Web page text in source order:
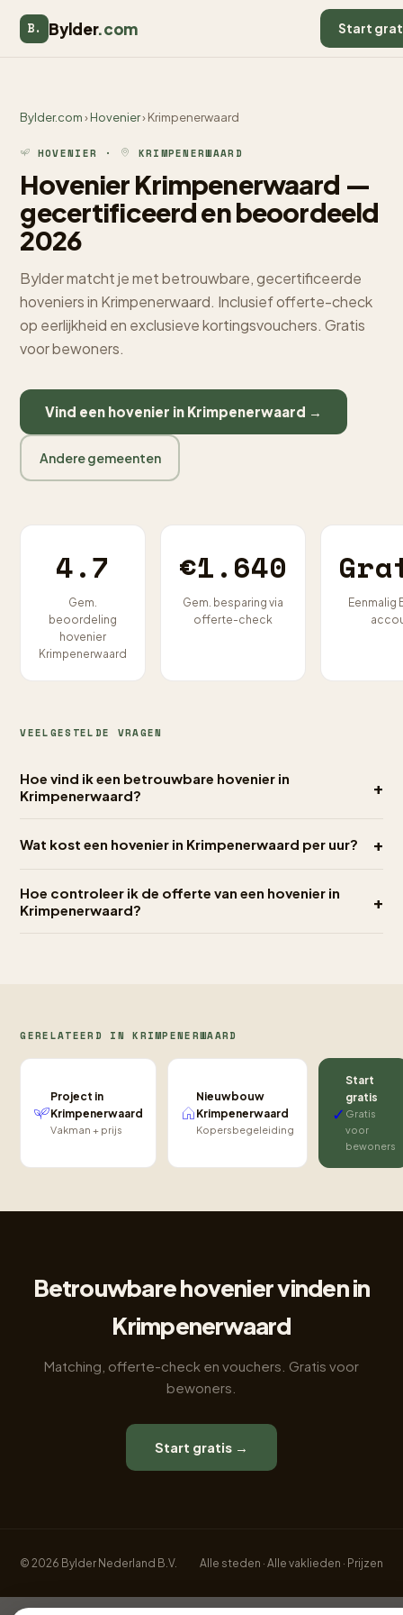
B. Bylder.com Start
Bylder.com›Hovenier› Krimpenerwaard
HOVENIER · KRIMPENERWAARD
Hovenier Krimpenerwaard —
gecertificeerd en beoordeeld
2026
Bylder matcht je met betrouwbare, gecertificeerde
hoveniers in Krimpenerwaard. Inclusief offerte-check
op eerlijkheid en exclusieve kortingsvouchers. Gratis
voor bewoners.
Vind een hovenier in Krimpenerwaard →
Andere gemeenten
4.7
Gem.
beoordeling
hovenier
Krimpenerwaard
€1.640
Gem. besparing via
offerte-check
Eenmalig
VEELGESTELDE VRAGEN
Hoe vind ik een betrouwbare hovenier in
Krimpenerwaard?
+
Wat kost een hovenier in Krimpenerwaard per uur? +
Hoe controleer ik de offerte van een hovenier in
Krimpenerwaard?
+
GERELATEERD IN KRIMPENERWAARD
Project in
Krimpenerwaard
Vakman + prijs
Nieuwbouw
Krimpenerwaard
Kopersbegeleiding
✓
Start
gratis
Gratis
voor
bewoners
Betrouwbare hovenier vinden in
Krimpenerwaard
Matching, offerte-check en vouchers. Gratis voor
bewoners.
Start gratis →
© 2026 Bylder Nederland B.V. Alle steden · Alle vaklieden · Prijzen